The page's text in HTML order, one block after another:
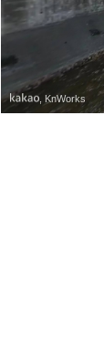
, KnWorks